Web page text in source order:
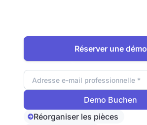
Réserver une démo
Réorganiser les pièces